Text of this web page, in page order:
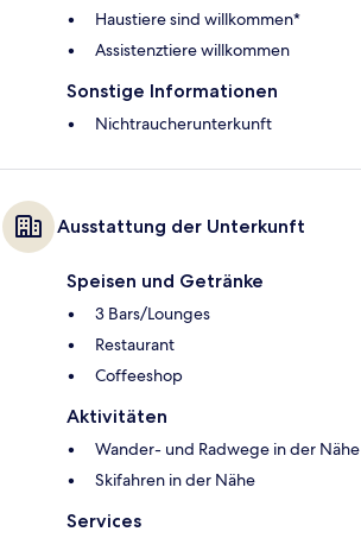
Haustiere sind willkommen*
Assistenztiere willkommen
Sonstige Informationen
Nichtraucherunterkunft
Ausstattung der Unterkunft
Speisen und Getränke
3 Bars/Lounges
Restaurant
Coffeeshop
Aktivitäten
Wander- und Radwege in der Nähe
Skifahren in der Nähe
Services